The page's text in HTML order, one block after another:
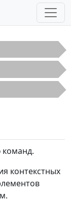
контекстных